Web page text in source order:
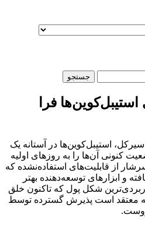
فرا
استیبل‌کوین‌ها در آستانه یک
کنونی آن‌ها را به روزهای اولیه
از قابلیت‌های استفاده‌نشده که
و ابزارهای توسعه‌دهنده بهتر
شکل پول که تاکنون خلق
معتقد است پذیرش گسترده توسط